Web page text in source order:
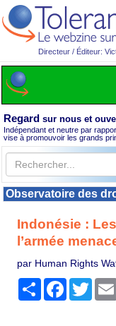
Directeur / Éditeur:
Regard sur nous et
Indépendant et neutre par
vise à promouvoir les grands
Observatoire des
Indonésie :
l’armée
par Human Rights
PartagerFacebook